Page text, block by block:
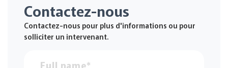
Contactez-nous
Contactez-nous pour plus d'informations ou pour
solliciter un intervenant.